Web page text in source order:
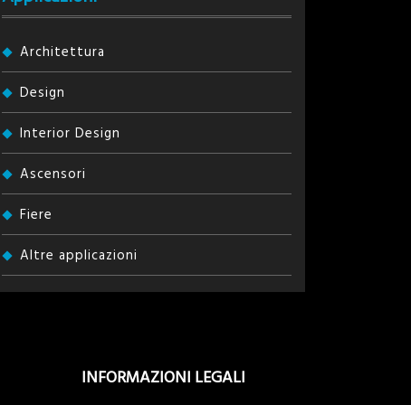
Architettura
Design
Interior Design
Ascensori
Fiere
Altre applicazioni
INFORMAZIONI LEGALI